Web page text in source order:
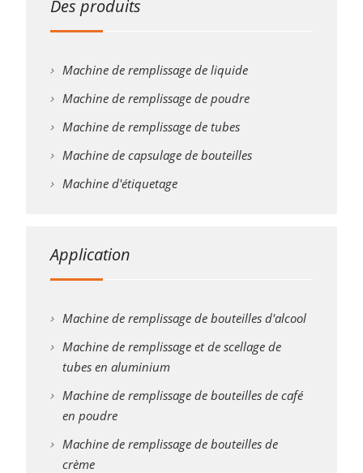
Des produits
Machine de remplissage de liquide
Machine de remplissage de poudre
Machine de remplissage de tubes
Machine de capsulage de bouteilles
Machine d'étiquetage
Application
Machine de remplissage de bouteilles d'alcool
Machine de remplissage et de scellage de
tubes en aluminium
Machine de remplissage de bouteilles de café
en poudre
Machine de remplissage de bouteilles de
crème